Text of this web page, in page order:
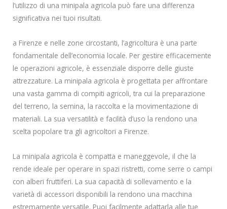
l’utilizzo di una minipala agricola può fare una differenza
significativa nei tuoi risultati.
a Firenze e nelle zone circostanti, l’agricoltura è una parte
fondamentale dell’economia locale. Per gestire efficacemente
le operazioni agricole, è essenziale disporre delle giuste
attrezzature. La minipala agricola è progettata per affrontare
una vasta gamma di compiti agricoli, tra cui la preparazione
del terreno, la semina, la raccolta e la movimentazione di
materiali. La sua versatilità e facilità d’uso la rendono una
scelta popolare tra gli agricoltori a Firenze.
La minipala agricola è compatta e maneggevole, il che la
rende ideale per operare in spazi ristretti, come serre o campi
con alberi fruttiferi. La sua capacità di sollevamento e la
varietà di accessori disponibili la rendono una macchina
estremamente versatile. Puoi facilmente adattarla alle tue